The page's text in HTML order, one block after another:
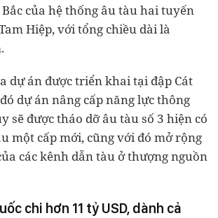
của hệ thống âu tàu hai tuyến
Hiệp, với tổng chiều dài là
dự án được triển khai tại đập Cát
dự án nâng cấp năng lực thông
sẽ được tháo dỡ âu tàu số 3 hiện có
một cấp mới, cũng với đó mở rộng
các kênh dẫn tàu ở thượng nguồn
chi hơn 11 tỷ USD, dành cả